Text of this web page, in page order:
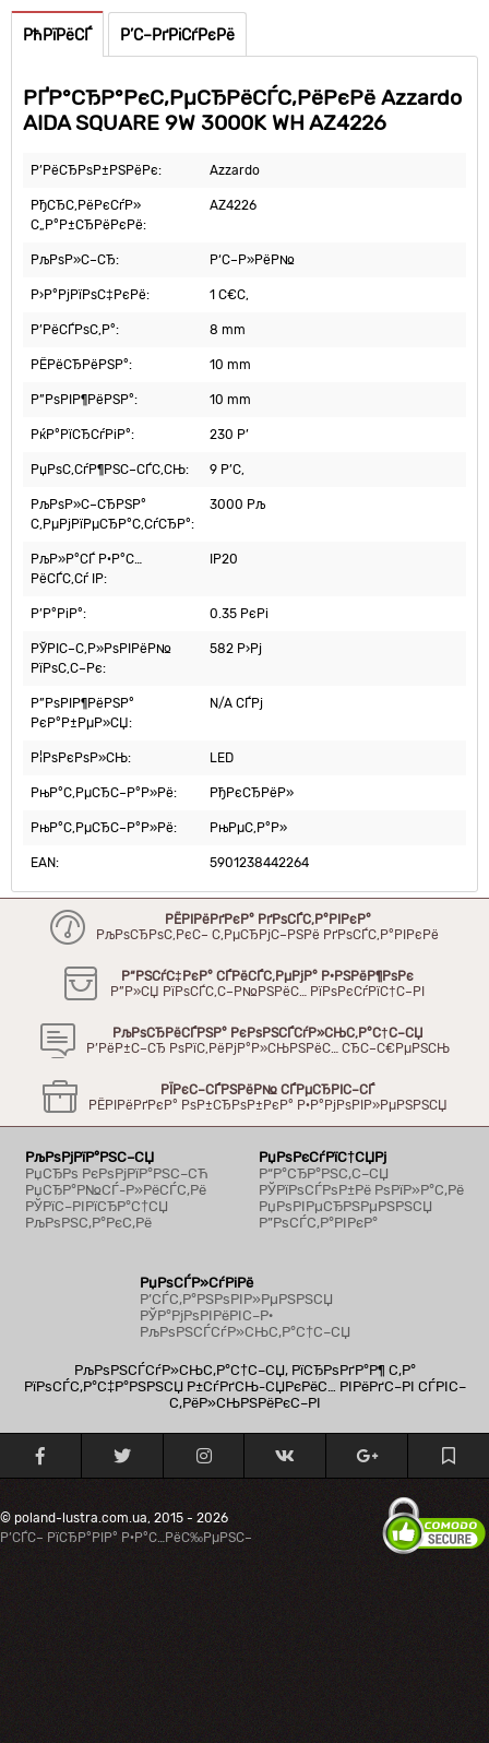
РћРїРёСЃ Р’С–РґРіСѓРєРё
РҐР°СЂР°РєС‚РµСЂРёСЃС‚РёРєРё Azzardo
AIDA SQUARE 9W 3000K WH AZ4226
Р’РёСЂРѕР±РЅРёРє: Azzardo
РђСЂС‚РёРєСѓР»
С„Р°Р±СЂРёРєРё:
AZ4226
РљРѕР»С–СЂ: Р‘С–Р»РёР№
Р›Р°РјРїРѕС‡РєРё: 1 С€С‚
Р’РёСЃРѕС‚Р°: 8 mm
РЁРёСЂРёРЅР°: 10 mm
Р”РѕРІР¶РёРЅР°: 10 mm
РќР°РїСЂСѓРіР°: 230 Р’
РџРѕС‚СѓР¶РЅС–СЃС‚СЊ: 9 Р’С‚
РљРѕР»С–СЂРЅР°
С‚РµРјРїРµСЂР°С‚СѓСЂР°:
3000 Рљ
РљР»Р°СЃ Р·Р°С…
РёСЃС‚Сѓ IP:
IP20
Р’Р°РіР°: 0.35 РєРі
РЎРІС–С‚Р»РѕРІРёР№
РїРѕС‚С–Рє:
582 Р›Рј
Р”РѕРІР¶РёРЅР°
РєР°Р±РµР»СЏ:
N/A СЃРј
Р¦РѕРєРѕР»СЊ: LED
РњР°С‚РµСЂС–Р°Р»Рё: РђРєСЂРёР»
РњР°С‚РµСЂС–Р°Р»Рё: РњРµС‚Р°Р»
EAN: 5901238442264
РЁРІРёРґРєР° РґРѕСЃС‚Р°РІРєР°
РљРѕСЂРѕС‚РєС– С‚РµСЂРјС–РЅРё РґРѕСЃС‚Р°РІРєРё
Р“РЅСѓС‡РєР° СЃРёСЃС‚РµРјР° Р·РЅРёР¶РѕРє
Р”Р»СЏ РїРѕСЃС‚С–Р№РЅРёС… РїРѕРєСѓРїС†С–РІ
РљРѕСЂРёСЃРЅР° РєРѕРЅСЃСѓР»СЊС‚Р°С†С–СЏ
Р’РёР±С–СЂ РѕРїС‚РёРјР°Р»СЊРЅРёС… СЂС–С€РµРЅСЊ
РЇРєС–СЃРЅРёР№ СЃРµСЂРІС–СЃ
РЁРІРёРґРєР° РѕР±СЂРѕР±РєР° Р·Р°РјРѕРІР»РµРЅРЅСЏ
РљРѕРјРїР°РЅС–СЏ
РџСЂРѕ РєРѕРјРїР°РЅС–СЋ
РџСЂР°Р№СЃ-Р»РёСЃС‚Рё
РЎРїС–РІРїСЂР°С†СЏ
РљРѕРЅС‚Р°РєС‚Рё
РџРѕРєСѓРїС†СЏРј
Р“Р°СЂР°РЅС‚С–СЏ
РЎРїРѕСЃРѕР±Рё РѕРїР»Р°С‚Рё
РџРѕРІРµСЂРЅРµРЅРЅСЏ
Р”РѕСЃС‚Р°РІРєР°
РџРѕСЃР»СѓРіРё
Р’СЃС‚Р°РЅРѕРІР»РµРЅРЅСЏ
РЎР°РјРѕРІРёРІС–Р·
РљРѕРЅСЃСѓР»СЊС‚Р°С†С–СЏ
РљРѕРЅСЃСѓР»СЊС‚Р°С†С–СЏ, РїСЂРѕРґР°Р¶ С‚Р°
РїРѕСЃС‚Р°С‡Р°РЅРЅСЏ Р±СѓРґСЊ-СЏРєРёС… РІРёРґС–РІ СЃРІС–
С‚РёР»СЊРЅРёРєС–РІ
© poland-lustra.com.ua, 2015 - 2026
Р’СЃС– РїСЂР°РІР° Р·Р°С…РёС‰РµРЅС–